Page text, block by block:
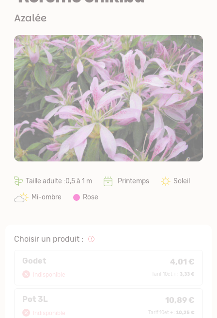
Azalée
Taille adulte :0,5 à 1 m Printemps
Soleil
Mi-ombre
Rose
Choisir un produit :
Godet 4,01 €
Indisponible Tarif 10et + : 3,33 €
Pot 3L 10,89 €
Indisponible Tarif 10et + :10,25 €